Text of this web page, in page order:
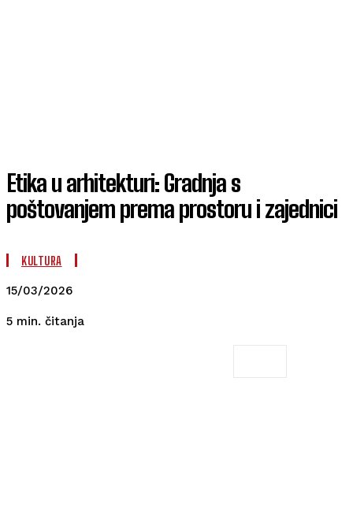
Etika u arhitekturi: Gradnja s
poštovanjem prema prostoru i zajednici
KULTURA
15/03/2026
5 min. čitanja